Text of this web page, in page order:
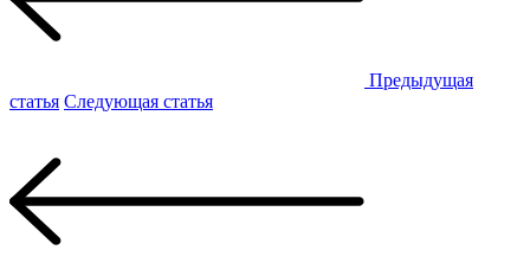
Предыдущая
статья Следующая статья